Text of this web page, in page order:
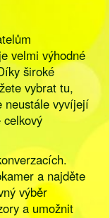
velmi výhodné
široké
vybrat tu,
neustále vyvíjejí
a najděte
výběr
a umožnit